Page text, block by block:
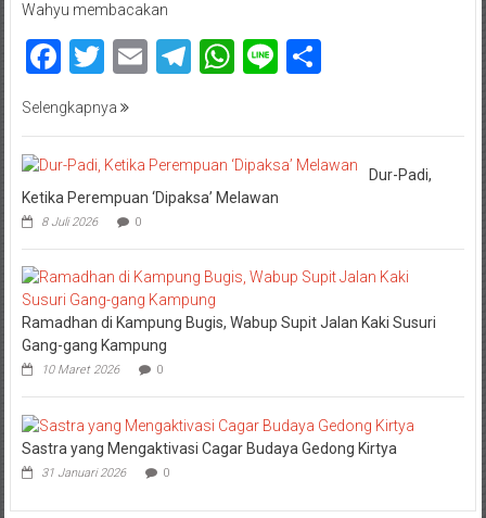
Wahyu membacakan
Facebook
Twitter
EmailTelegram
WhatsApp
LineShare
Selengkapnya
Dur-Padi,
Ketika Perempuan ‘Dipaksa’ Melawan
8 Juli 2026 0
Ramadhan di Kampung Bugis, Wabup Supit Jalan Kaki Susuri
Gang-gang Kampung
10 Maret 2026 0
Sastra yang Mengaktivasi Cagar Budaya Gedong Kirtya
31 Januari 2026 0